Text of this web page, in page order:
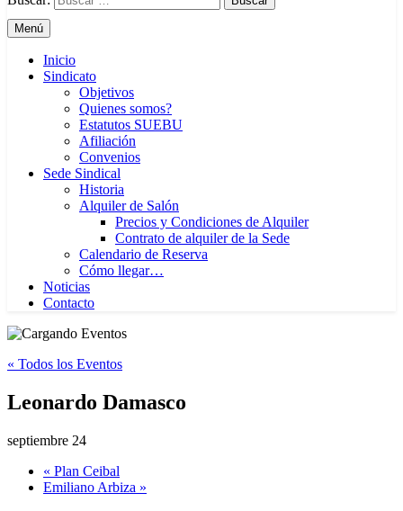
Menú
Inicio
Sindicato
Objetivos
Quienes somos?
Estatutos SUEBU
Afiliación
Convenios
Sede Sindical
Historia
Alquiler de Salón
Precios y Condiciones de Alquiler
Contrato de alquiler de la Sede
Calendario de Reserva
Cómo llegar…
Noticias
Contacto
« Todos los Eventos
Leonardo Damasco
septiembre 24
« Plan Ceibal
Emiliano Arbiza »